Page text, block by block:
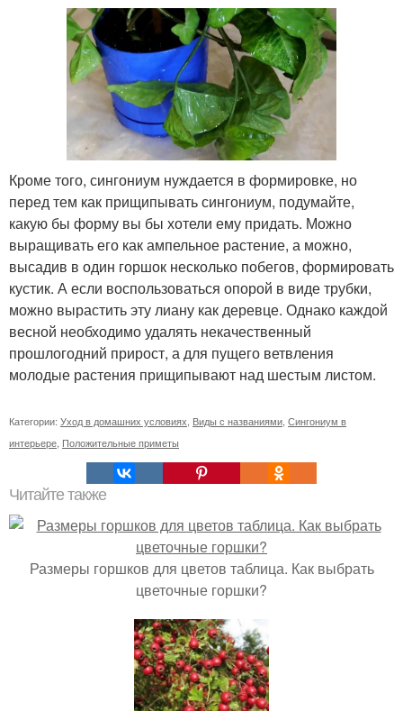
Кроме того, сингониум нуждается в формировке, но
перед тем как прищипывать сингониум, подумайте,
какую бы форму вы бы хотели ему придать. Можно
выращивать его как ампельное растение, а можно,
высадив в один горшок несколько побегов, формировать
кустик. А если воспользоваться опорой в виде трубки,
можно вырастить эту лиану как деревце. Однако каждой
весной необходимо удалять некачественный
прошлогодний прирост, а для пущего ветвления
молодые растения прищипывают над шестым листом.
Категории: Уход в домашних условиях Виды с названиями Сингониум в
интерьере Положительные приметы
Читайте также
Размеры горшков для цветов таблица. Как выбрать
цветочные горшки?